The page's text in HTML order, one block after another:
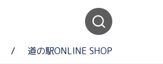
/ 道の駅ONLINE SHOP